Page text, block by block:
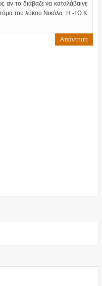
αν το διάβαζε να καταλάβαινε
του λύκου Νικόλα. Η -Ι Ω Κ
Απάντηση